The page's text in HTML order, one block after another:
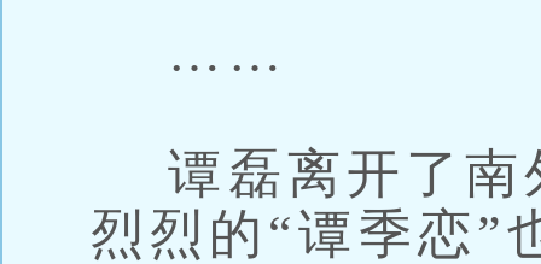
……
谭磊离开了南
烈烈的“谭季恋”